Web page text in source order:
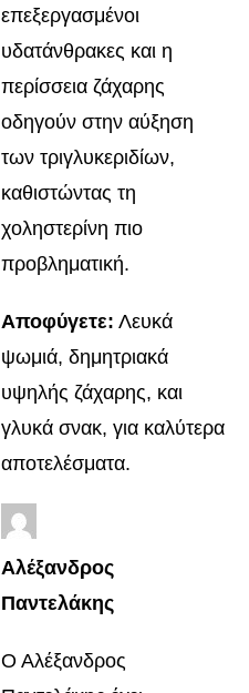
επεξεργασμένοι
υδατάνθρακες και η
περίσσεια ζάχαρης
οδηγούν στην αύξηση
των τριγλυκεριδίων,
καθιστώντας τη
χοληστερίνη πιο
προβληματική.
Αποφύγετε: Λευκά
ψωμιά, δημητριακά
υψηλής ζάχαρης, και
γλυκά σνακ, για καλύτερα
αποτελέσματα.
Αλέξανδρος
Παντελάκης
Ο Αλέξανδρος